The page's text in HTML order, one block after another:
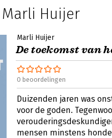
Huijer
Marli Huijer
De toekomst van
0 beoordelingen
Duizenden jaren was
voor de goden.
mensen minstens